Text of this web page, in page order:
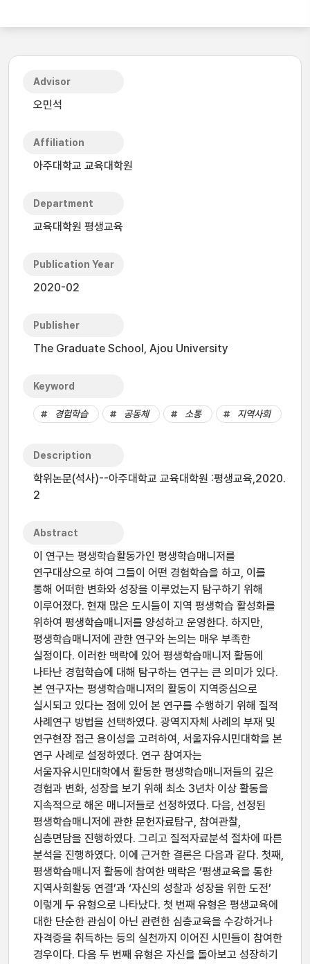
Advisor
오민석
Affiliation
아주대학교 교육대학원
Department
교육대학원 평생교육
Publication Year
2020-02
Publisher
The Graduate School, Ajou University
Keyword
경험학습 공동체 소통 지역사회
Description
학위논문(석사)--아주대학교 교육대학원 :평생교육,2020.
2
Abstract
이 연구는 평생학습활동가인 평생학습매니저를
연구대상으로 하여 그들이 어떤 경험학습을 하고, 이를
통해 어떠한 변화와 성장을 이루었는지 탐구하기 위해
이루어졌다. 현재 많은 도시들이 지역 평생학습 활성화를
위하여 평생학습매니저를 양성하고 운영한다. 하지만,
평생학습매니저에 관한 연구와 논의는 매우 부족한
실정이다. 이러한 맥락에 있어 평생학습매니저 활동에
나타난 경험학습에 대해 탐구하는 연구는 큰 의미가 있다.
본 연구자는 평생학습매니저의 활동이 지역중심으로
실시되고 있다는 점에 있어 본 연구를 수행하기 위해 질적
사례연구 방법을 선택하였다. 광역지자체 사례의 부재 및
연구현장 접근 용이성을 고려하여, 서울자유시민대학을 본
연구 사례로 설정하였다. 연구 참여자는
서울자유시민대학에서 활동한 평생학습매니저들의 깊은
경험과 변화, 성장을 보기 위해 최소 3년차 이상 활동을
지속적으로 해온 매니저들로 선정하였다. 다음, 선정된
평생학습매니저에 관한 문헌자료탐구, 참여관찰,
심층면담을 진행하였다. 그리고 질적자료분석 절차에 따른
분석을 진행하였다. 이에 근거한 결론은 다음과 같다. 첫째,
평생학습매니저 활동에 참여한 맥락은 ‘평생교육을 통한
지역사회활동 연결’과 ‘자신의 성찰과 성장을 위한 도전’
이렇게 두 유형으로 나타났다. 첫 번째 유형은 평생교육에
대한 단순한 관심이 아닌 관련한 심층교육을 수강하거나
자격증을 취득하는 등의 실천까지 이어진 시민들이 참여한
경우이다. 다음 두 번째 유형은 자신을 돌아보고 성장하기